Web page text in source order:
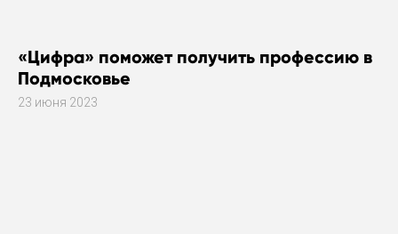
«Цифра» поможет получить профессию в
Подмосковье
23 июня 2023